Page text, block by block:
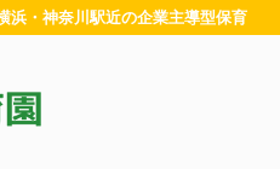
浜・神奈川駅近の企業主導型保育